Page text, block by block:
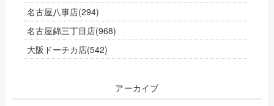
名古屋八事店(294)
名古屋錦三丁目店(968)
大阪ドーチカ店(542)
アーカイブ